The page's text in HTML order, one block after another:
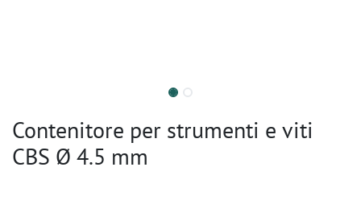
Contenitore per strumenti e viti
CBS Ø 4.5 mm